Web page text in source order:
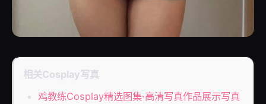
相关Cosplay写真
鸡教练Cosplay精选图集·高清写真作品展示写真